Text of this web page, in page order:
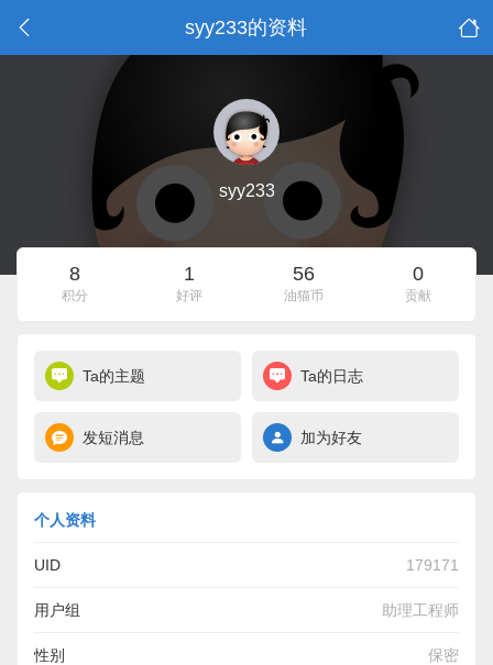
syy233的资料
syy233
8
积分
1
好评
56
油猫币
0
贡献
Ta的主题 Ta的日志
发短消息 加为好友
个人资料
UID 179171
用户组 助理工程师
性别 保密